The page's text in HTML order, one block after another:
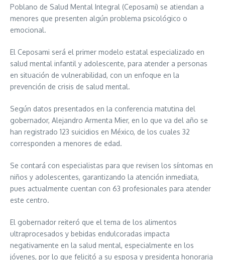
Poblano de Salud Mental Integral (Ceposami) se atiendan a
menores que presenten algún problema psicológico o
emocional.
El Ceposami será el primer modelo estatal especializado en
salud mental infantil y adolescente, para atender a personas
en situación de vulnerabilidad, con un enfoque en la
prevención de crisis de salud mental.
Según datos presentados en la conferencia matutina del
gobernador, Alejandro Armenta Mier, en lo que va del año se
han registrado 123 suicidios en México, de los cuales 32
corresponden a menores de edad.
Se contará con especialistas para que revisen los síntomas en
niños y adolescentes, garantizando la atención inmediata,
pues actualmente cuentan con 63 profesionales para atender
este centro.
El gobernador reiteró que el tema de los alimentos
ultraprocesados y bebidas endulcoradas impacta
negativamente en la salud mental, especialmente en los
jóvenes, por lo que felicitó a su esposa y presidenta honoraria